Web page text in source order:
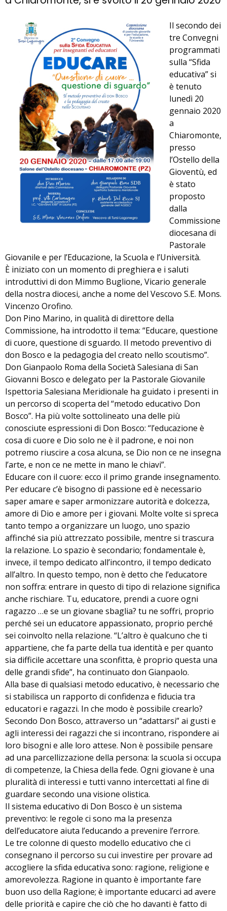
Il secondo dei
tre Convegni
programmati
sulla “Sfida
educativa” si
è tenuto
lunedì 20
gennaio 2020
a
Chiaromonte,
presso
l’Ostello della
Gioventù, ed
è stato
proposto
dalla
Commissione
diocesana di
Pastorale
Giovanile e per l’Educazione, la Scuola e l’Università.
È iniziato con un momento di preghiera e i saluti
introduttivi di don Mimmo Buglione, Vicario generale
della nostra diocesi, anche a nome del Vescovo S.E. Mons.
Vincenzo Orofino.
Don Pino Marino, in qualità di direttore della
Commissione, ha introdotto il tema: “Educare, questione
di cuore, questione di sguardo. Il metodo preventivo di
don Bosco e la pedagogia del creato nello scoutismo”.
Don Gianpaolo Roma della Società Salesiana di San
Giovanni Bosco e delegato per la Pastorale Giovanile
Ispettoria Salesiana Meridionale ha guidato i presenti in
un percorso di scoperta del “metodo educativo Don
Bosco”. Ha più volte sottolineato una delle più
conosciute espressioni di Don Bosco: “l’educazione è
cosa di cuore e Dio solo ne è il padrone, e noi non
potremo riuscire a cosa alcuna, se Dio non ce ne insegna
l’arte, e non ce ne mette in mano le chiavi”.
Educare con il cuore: ecco il primo grande insegnamento.
Per educare c’è bisogno di passione ed è necessario
saper amare e saper armonizzare autorità e dolcezza,
amore di Dio e amore per i giovani. Molte volte si spreca
tanto tempo a organizzare un luogo, uno spazio
affinché sia più attrezzato possibile, mentre si trascura
la relazione. Lo spazio è secondario; fondamentale è,
invece, il tempo dedicato all’incontro, il tempo dedicato
all’altro. In questo tempo, non è detto che l’educatore
non soffra: entrare in questo di tipo di relazione significa
anche rischiare. Tu, educatore, prendi a cuore ogni
ragazzo …e se un giovane sbaglia? tu ne soffri, proprio
perché sei un educatore appassionato, proprio perché
sei coinvolto nella relazione. “L’altro è qualcuno che ti
appartiene, che fa parte della tua identità e per quanto
sia difficile accettare una sconfitta, è proprio questa una
delle grandi sfide”, ha continuato don Gianpaolo.
Alla base di qualsiasi metodo educativo, è necessario che
si stabilisca un rapporto di confidenza e fiducia tra
educatori e ragazzi. In che modo è possibile crearlo?
Secondo Don Bosco, attraverso un “adattarsi” ai gusti e
agli interessi dei ragazzi che si incontrano, rispondere ai
loro bisogni e alle loro attese. Non è possibile pensare
ad una parcellizzazione della persona: la scuola si occupa
di competenze, la Chiesa della fede. Ogni giovane è una
pluralità di interessi e tutti vanno intercettati al fine di
guardare secondo una visione olistica.
Il sistema educativo di Don Bosco è un sistema
preventivo: le regole ci sono ma la presenza
dell’educatore aiuta l’educando a prevenire l’errore.
Le tre colonne di questo modello educativo che ci
consegnano il percorso su cui investire per provare ad
accogliere la sfida educativa sono: ragione, religione e
amorevolezza. Ragione in quanto è importante fare
buon uso della Ragione; è importante educarci ad avere
delle priorità e capire che ciò che ho davanti è fatto di